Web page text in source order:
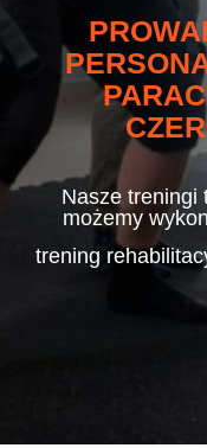
Nasze treningi
możemy
trening